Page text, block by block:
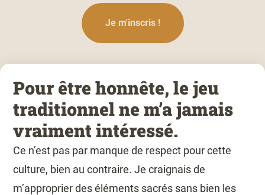
Je m'inscris !
Pour être honnête, le jeu
traditionnel ne m’a jamais
vraiment intéressé.
Ce n’est pas par manque de respect pour cette
culture, bien au contraire. Je craignais de
m’approprier des éléments sacrés sans bien les